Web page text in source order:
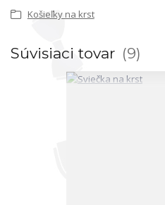
Košieľky na krst
Súvisiaci tovar 9